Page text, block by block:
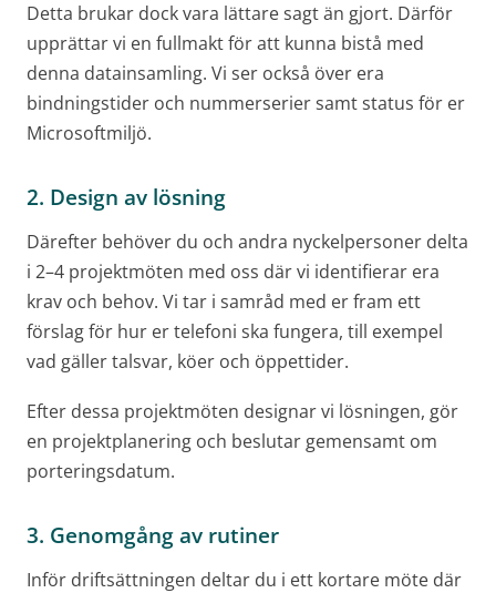
Detta brukar dock vara lättare sagt än gjort. Därför
upprättar vi en fullmakt för att kunna bistå med
denna datainsamling. Vi ser också över era
bindningstider och nummerserier samt status för er
Microsoftmiljö.
2. Design av lösning
Därefter behöver du och andra nyckelpersoner delta
i 2–4 projektmöten med oss där vi identifierar era
krav och behov. Vi tar i samråd med er fram ett
förslag för hur er telefoni ska fungera, till exempel
vad gäller talsvar, köer och öppettider.
Efter dessa projektmöten designar vi lösningen, gör
en projektplanering och beslutar gemensamt om
porteringsdatum.
3. Genomgång av rutiner
Inför driftsättningen deltar du i ett kortare möte där